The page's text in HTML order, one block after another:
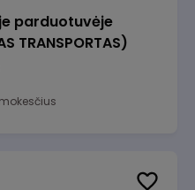
parduotuvėje
TRANSPORTAS)